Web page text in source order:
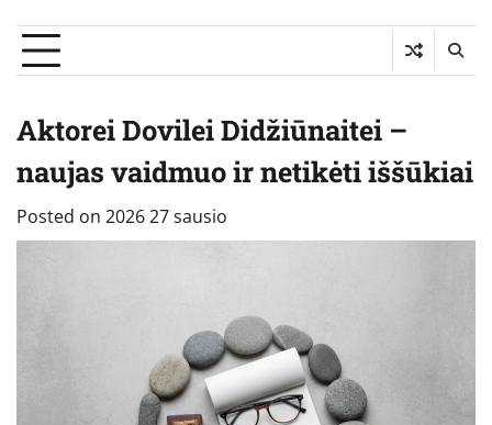
Aktorei Dovilei Didžiūnaitei –
naujas vaidmuo ir netikėti iššūkiai
Posted on 2026 27 sausio